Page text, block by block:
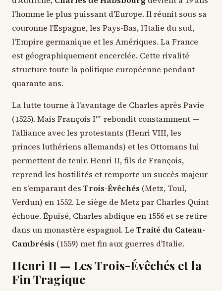
l'homme le plus puissant d'Europe. Il réunit sous sa
couronne l'Espagne, les Pays-Bas, l'Italie du sud,
l'Empire germanique et les Amériques. La France
est géographiquement encerclée. Cette rivalité
structure toute la politique européenne pendant
quarante ans.
La lutte tourne à l'avantage de Charles après Pavie
(1525). Mais François Iᵉʳ rebondit constamment —
l'alliance avec les protestants (Henri VIII, les
princes luthériens allemands) et les Ottomans lui
permettent de tenir. Henri II, fils de François,
reprend les hostilités et remporte un succès majeur
en s'emparant des Trois-Évêchés (Metz, Toul,
Verdun) en 1552. Le siège de Metz par Charles Quint
échoue. Épuisé, Charles abdique en 1556 et se retire
dans un monastère espagnol. Le Traité du Cateau-
Cambrésis (1559) met fin aux guerres d'Italie.
Henri II — Les Trois-Évêchés et la
Fin Tragique